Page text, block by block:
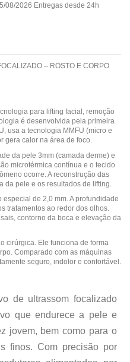
08/2026 Entregas desde 24h
– ROSTO E CORPO
para lifting facial, remoção
é desenvolvida pela primeira
usa a tecnologia MMFU (micro e
gera calor na área de foco.
da pele 3mm (camada derme) e
microtérmica contínua e o tecido
ocorre. A reconstrução das
da pele e os resultados de lifting.
de 2,0 mm. A profundidade
tratamentos ao redor dos olhos.
contorno da boca e elevação da
cirúrgica. Ele funciona de forma
Comparado com as máquinas
seguro, indolor e confortável.
de ultrassom focalizado
que endurece a pele e
jovem, bem como para o
finos. Com precisão por